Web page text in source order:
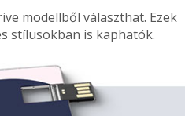
modellből választhat. Ezek
stílusokban is kaphatók.